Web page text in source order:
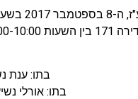
בתו: ענת
בתו: אורלי